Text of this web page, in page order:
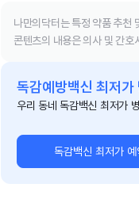
나만의닥터는 특정 약품 추천
콘텐츠의 내용은 의사 및 간호
독감예방백신 최저가
우리 동네 독감백신 최저가
독감백신 최저가 예